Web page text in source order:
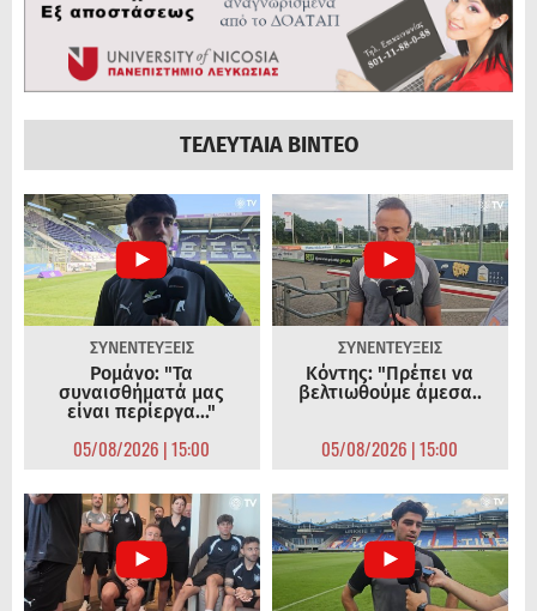
ΤΕΛΕΥΤΑΙΑ ΒΙΝΤΕΟ
ΣΥΝΕΝΤΕΥΞΕΙΣ
Ρομάνο: "Τα
συναισθήματά μας
είναι περίεργα..."
05/08/2026 | 15:00
ΣΥΝΕΝΤΕΥΞΕΙΣ
Κόντης: "Πρέπει να
βελτιωθούμε άμεσα..
05/08/2026 | 15:00